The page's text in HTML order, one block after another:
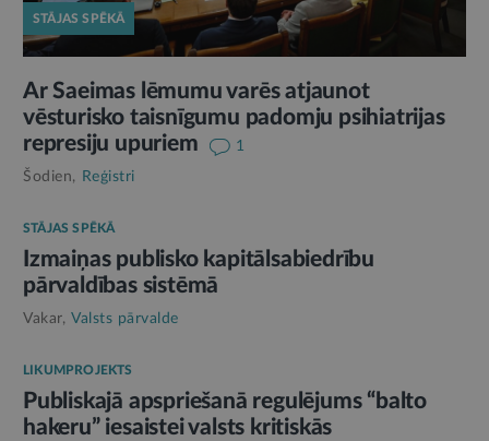
STĀJAS SPĒKĀ
Ar Saeimas lēmumu varēs atjaunot
vēsturisko taisnīgumu padomju psihiatrijas
represiju upuriem
1
Šodien, Reģistri
STĀJAS SPĒKĀ
Izmaiņas publisko kapitālsabiedrību
pārvaldības sistēmā
Vakar, Valsts pārvalde
LIKUMPROJEKTS
Publiskajā apspriešanā regulējums “balto
hakeru” iesaistei valsts kritiskās